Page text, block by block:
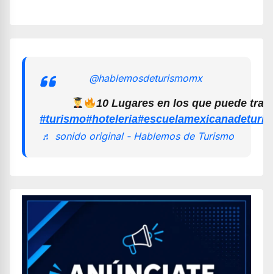
@hablemosdeturismomx
10 Lugares en los que puede
#turismo#hoteleria
♬ sonido original - Hablemos de Turismo